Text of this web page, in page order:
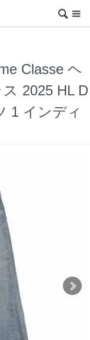
Classe ヘ
2025 HL D
1 インディ